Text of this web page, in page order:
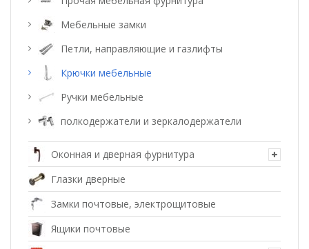
Мебельные замки
Петли, направляющие и газлифты
Крючки мебельные
Ручки мебельные
полкодержатели и зеркалодержатели
Оконная и дверная фурнитура
Глазки дверные
Замки почтовые, электрощитовые
Ящики почтовые